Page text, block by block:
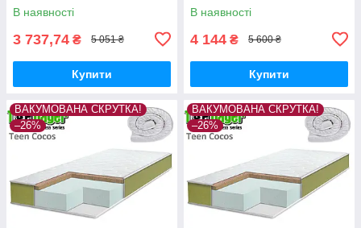
В наявності
3 737,74 ₴ 5 051 ₴
Купити
В наявності
4 144 ₴ 5 600 ₴
Купити
ВАКУМОВАНА СКРУТКА!
–26%
ВАКУМОВАНА СКРУТКА!
–26%